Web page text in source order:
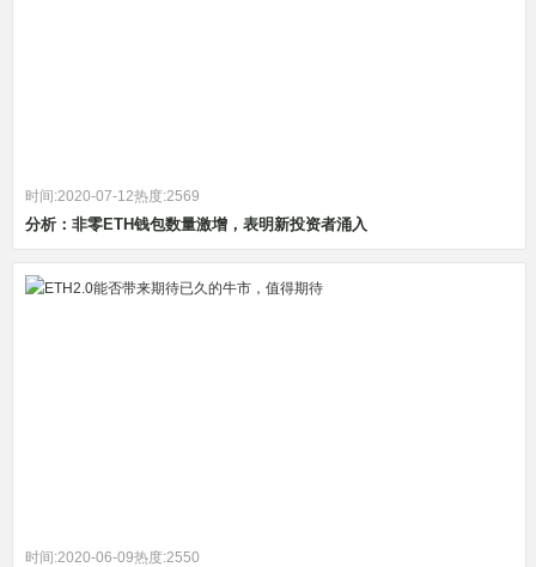
时间:2020-07-12热度:2569
分析：非零ETH钱包数量激增，表明新投资者涌入
时间:2020-06-09热度:2550